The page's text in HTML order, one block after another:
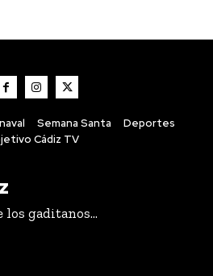
Semana Santa
Deportes
Cádiz TV
los gaditanos...